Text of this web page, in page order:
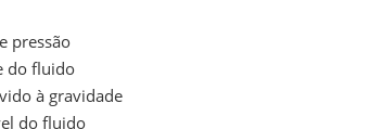
pressão
do fluido
à gravidade
do fluido